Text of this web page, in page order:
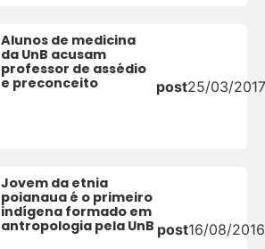
Alunos de medicina
da UnB acusam
professor de assédio
e preconceito
post25/03/2017
Jovem da etnia
poianaua é o primeiro
indígena formado em
antropologia pela UnB post16/08/2016